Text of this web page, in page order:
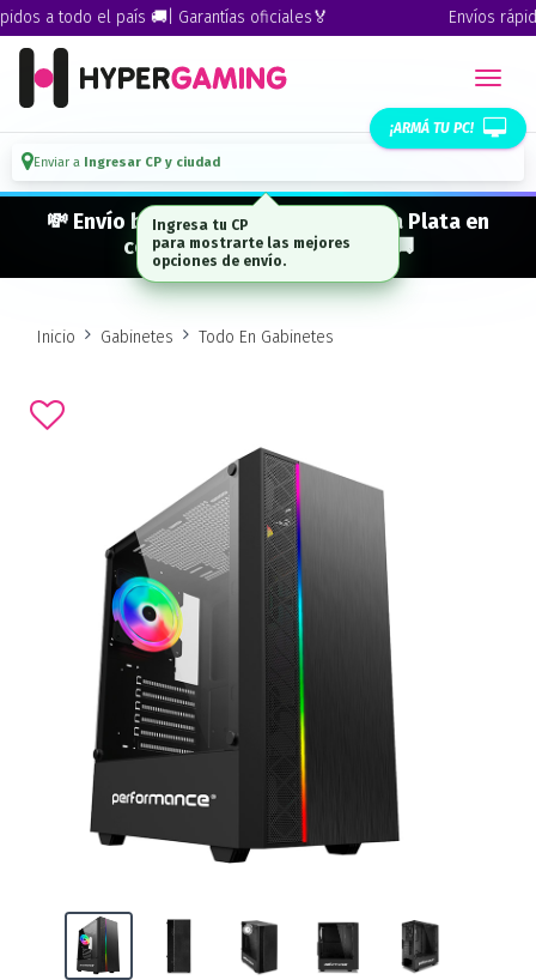
a todo el país 🚚| Garantías oficiales🏅 Envíos
¡ARMÁ TU PC!
Enviar a Ingresar CP y ciudad
💸 Envío bonificado a CABA · GBA · La Plata en
compras desde $ 300.000* 🚚
Inicio Gabinetes Todo En Gabinetes
Ingresa tu CP
para mostrarte las mejores
opciones de envío.